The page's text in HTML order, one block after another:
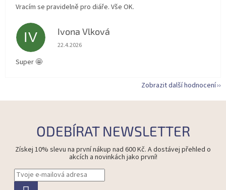
Vracím se pravidelně pro diáře. Vše OK.
IV Ivona Vlková
Hodnocení obchodu je 5 z 5 hvězdiček.
22.4.2026
Super 🤩
Zobrazit další hodnocení
ODEBÍRAT NEWSLETTER
Získej 10% slevu na první nákup nad 600 Kč. A dostávej přehled o
akcích a novinkách jako první!